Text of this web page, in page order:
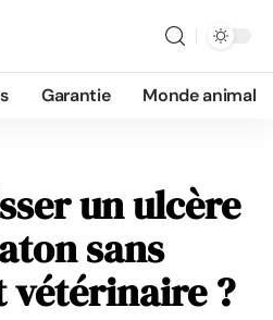
Garantie Monde animal
un ulcère
sans
?